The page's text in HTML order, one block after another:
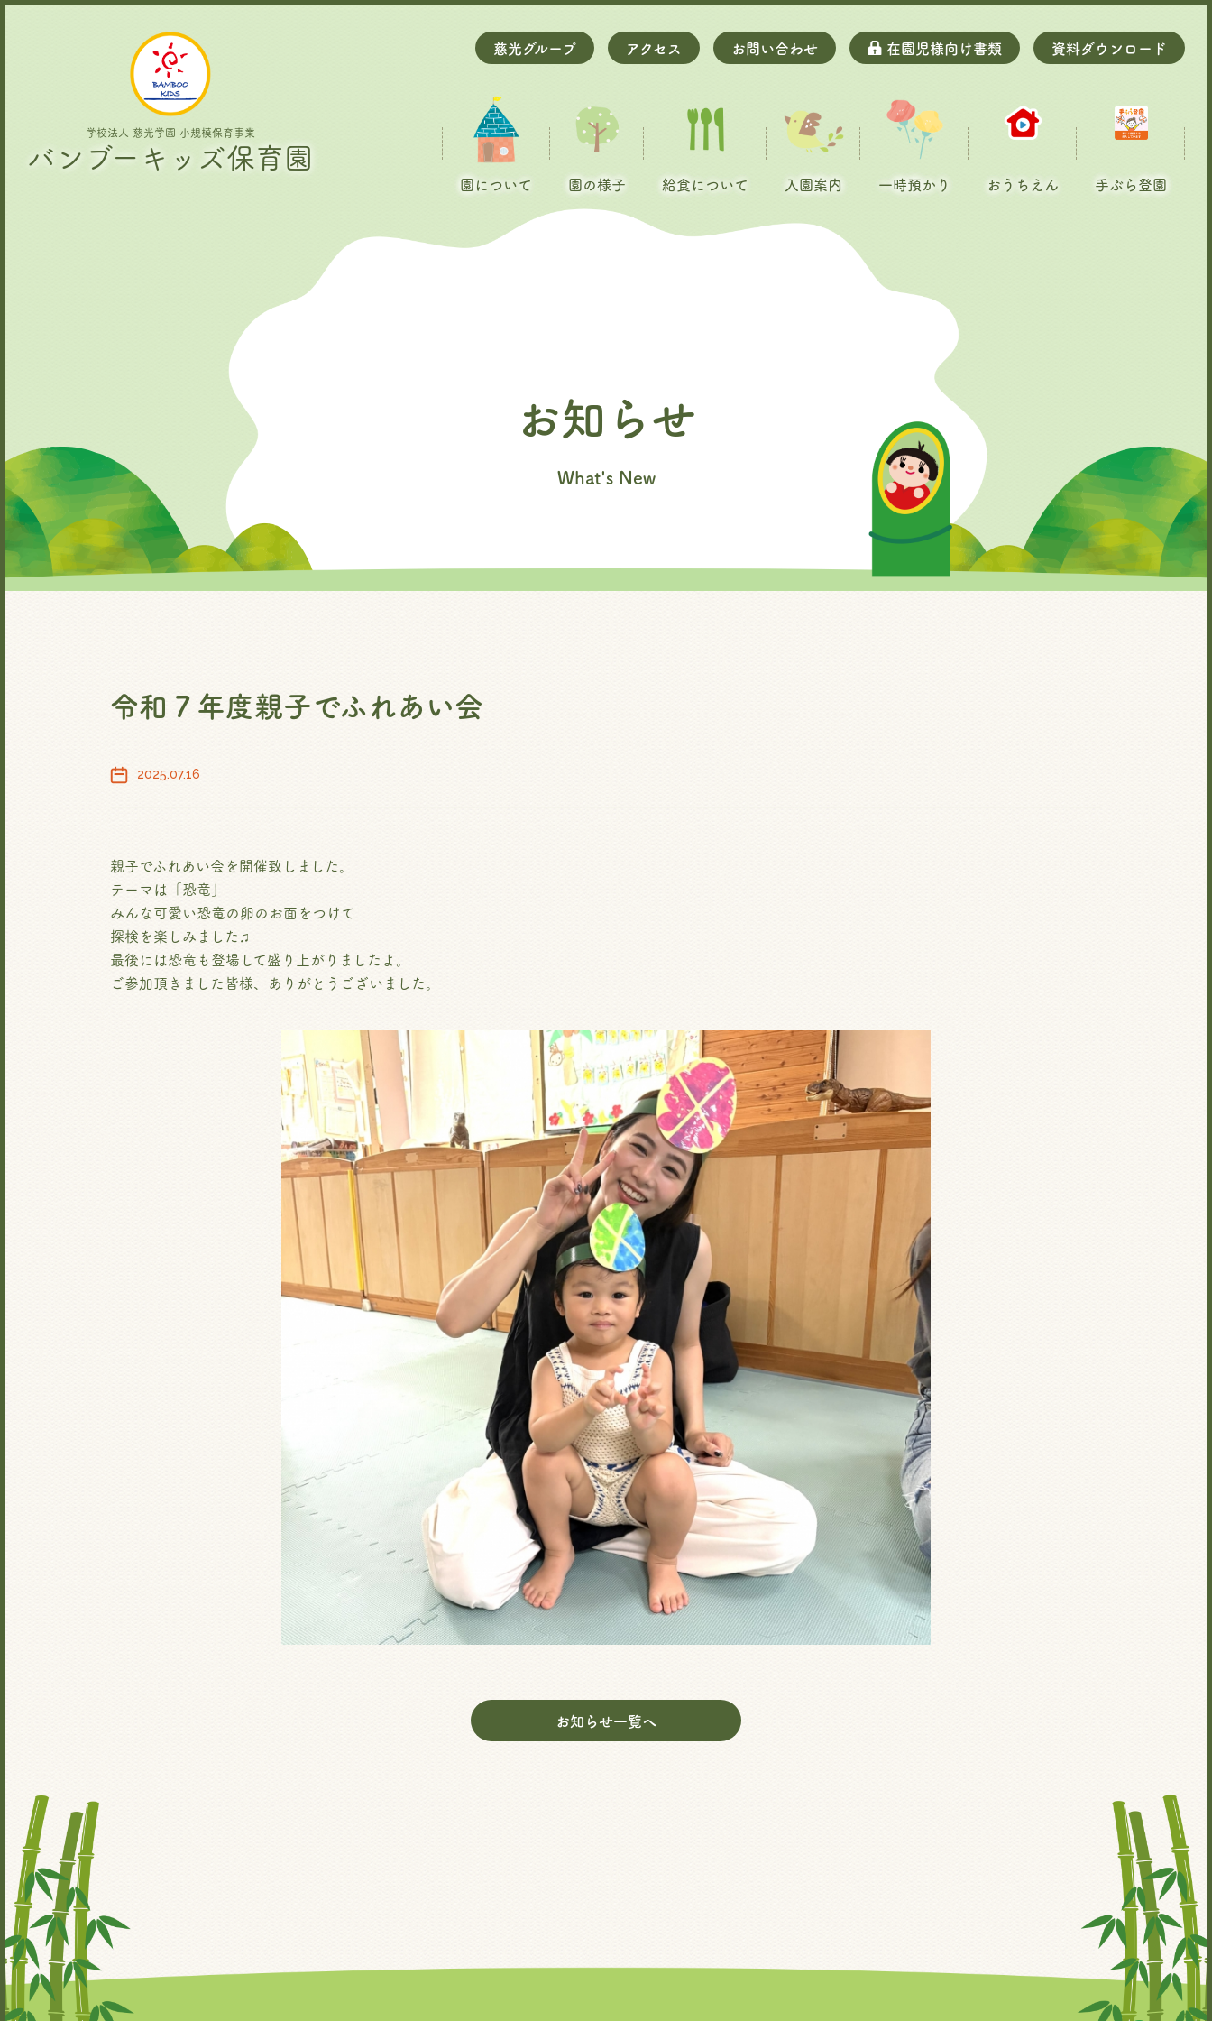
慈光グループ アクセス お問い合わせ 在園児様向け書類 資料ダウンロード
学校法人 慈光学園 小規模保育事業
バンブーキッズ保育園
園について 園の様子 給食について 入園案内 一時預かり おうちえん 手ぶら登園
お知らせ
What's New
令和７年度親子でふれあい会
2025.07.16
親子でふれあい会を開催致しました。
テーマは「恐竜」
みんな可愛い恐竜の卵のお面をつけて
探検を楽しみました♫
最後には恐竜も登場して盛り上がりましたよ。
ご参加頂きました皆様、ありがとうございました。
お知らせ一覧へ